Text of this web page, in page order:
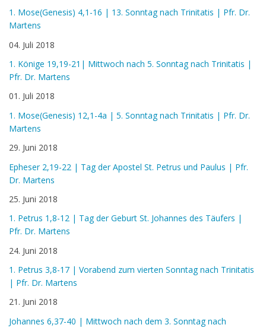
1. Mose(Genesis) 4,1-16 | 13. Sonntag nach Trinitatis | Pfr. Dr.
Martens
04. Juli 2018
1. Könige 19,19-21| Mittwoch nach 5. Sonntag nach Trinitatis |
Pfr. Dr. Martens
01. Juli 2018
1. Mose(Genesis) 12,1-4a | 5. Sonntag nach Trinitatis | Pfr. Dr.
Martens
29. Juni 2018
Epheser 2,19-22 | Tag der Apostel St. Petrus und Paulus | Pfr.
Dr. Martens
25. Juni 2018
1. Petrus 1,8-12 | Tag der Geburt St. Johannes des Täufers |
Pfr. Dr. Martens
24. Juni 2018
1. Petrus 3,8-17 | Vorabend zum vierten Sonntag nach Trinitatis
| Pfr. Dr. Martens
21. Juni 2018
Johannes 6,37-40 | Mittwoch nach dem 3. Sonntag nach